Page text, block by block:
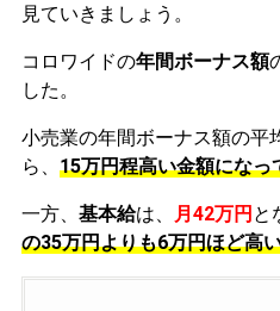
見ていきましょう。
コロワイドの年間ボーナス額
した。
小売業の年間ボーナス額の平
ら、 15万円程高い金額になっ
一方、 基本給は、 月42万円 と
の35万円よりも6万円ほど高